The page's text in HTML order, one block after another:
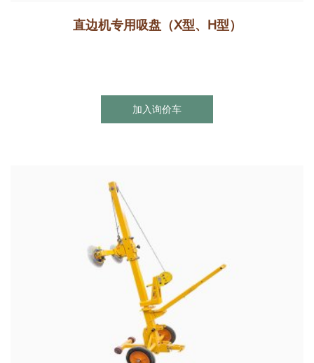
直边机专用吸盘（X型、H型）
加入询价车